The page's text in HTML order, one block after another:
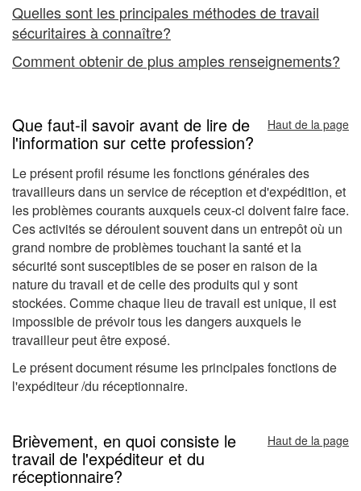
Quelles sont les principales méthodes de travail
sécuritaires à connaître?
Comment obtenir de plus amples renseignements?
Que faut-il savoir avant de lire de
l'information sur cette profession?
Haut de la page
Le présent profil résume les fonctions générales des
travailleurs dans un service de réception et d'expédition, et
les problèmes courants auxquels ceux-ci doivent faire face.
Ces activités se déroulent souvent dans un entrepôt où un
grand nombre de problèmes touchant la santé et la
sécurité sont susceptibles de se poser en raison de la
nature du travail et de celle des produits qui y sont
stockées. Comme chaque lieu de travail est unique, il est
impossible de prévoir tous les dangers auxquels le
travailleur peut être exposé.
Le présent document résume les principales fonctions de
l'expéditeur /du réceptionnaire.
Brièvement, en quoi consiste le
travail de l'expéditeur et du
réceptionnaire?
Haut de la page